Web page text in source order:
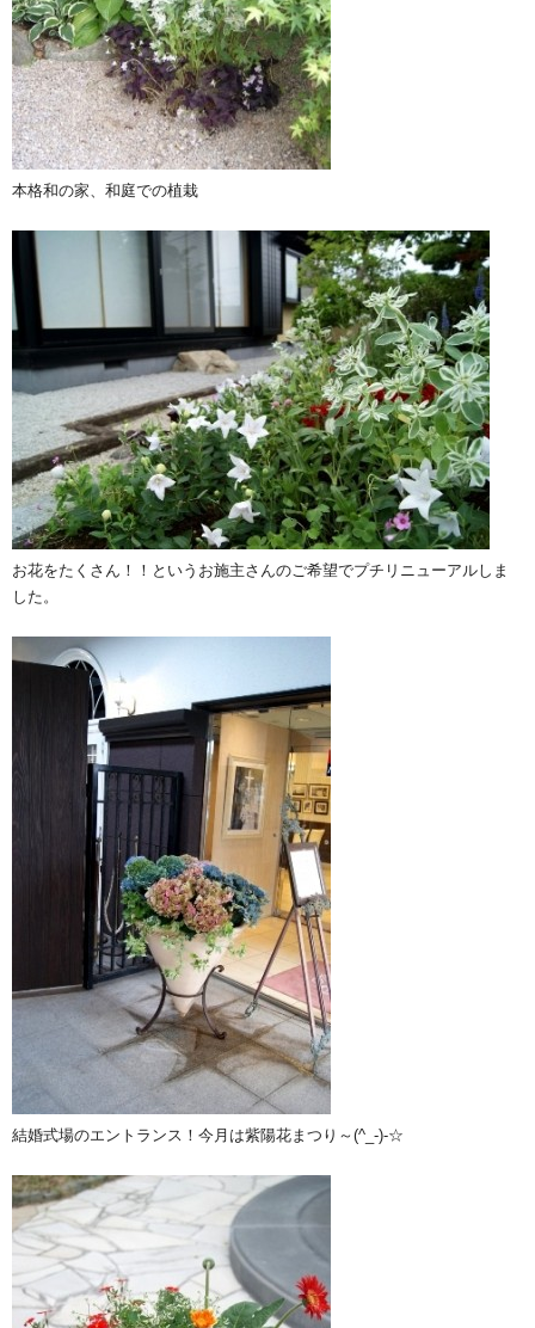
本格和の家、和庭での植栽
お花をたくさん！！というお施主さんのご希望でプチリニューアルしま
した。
結婚式場のエントランス！今月は紫陽花まつり～(^_-)-☆